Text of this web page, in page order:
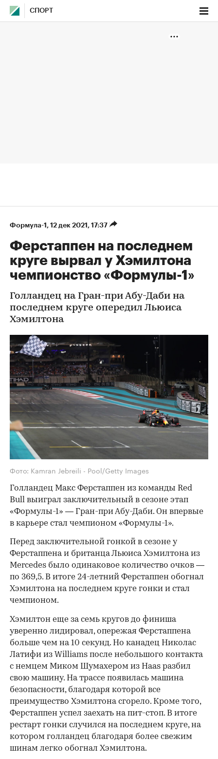
СПОРТ
Формула-1 ⁠, 12 дек 2021, 17:37
Ферстаппен на последнем
круге вырвал у Хэмилтона
чемпионство «Формулы-1»
Голландец на Гран-при Абу-Даби на
последнем круге опередил Льюиса
Хэмилтона
Фото: Kamran Jebreili - Pool/Getty Images
Голландец Макс Ферстаппен из команды Red
Bull выиграл заключительный в сезоне этап
«Формулы-1» — Гран-при Абу-Даби. Он впервые
в карьере стал чемпионом «Формулы-1».
Перед заключительной гонкой в сезоне у
Ферстаппена и британца Льюиса Хэмилтона из
Mercedes было одинаковое количество очков —
по 369,5. В итоге 24-летний Ферстаппен обогнал
Хэмилтона на последнем круге гонки и стал
чемпионом.
00:00 / 00:00
Хэмилтон еще за семь кругов до финиша
уверенно лидировал, опережая Ферстаппена
больше чем на 10 секунд. Но канадец Николас
Латифи из Williams после небольшого контакта
с немцем Миком Шумахером из Haas разбил
свою машину. На трассе появилась машина
безопасности, благодаря которой все
преимущество Хэмилтона сгорело. Кроме того,
Ферстаппен успел заехать на пит-стоп. В итоге
рестарт гонки случился на последнем круге, на
котором голландец благодаря более свежим
шинам легко обогнал Хэмилтона.